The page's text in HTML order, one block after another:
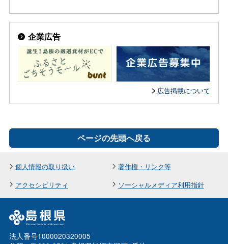
企業広告
広告掲載について
ページの先頭へ戻る
個人情報の取り扱い
著作権・リンク等
アクセシビリティ
ソーシャルメディア利用指針
法人番号1000020320005